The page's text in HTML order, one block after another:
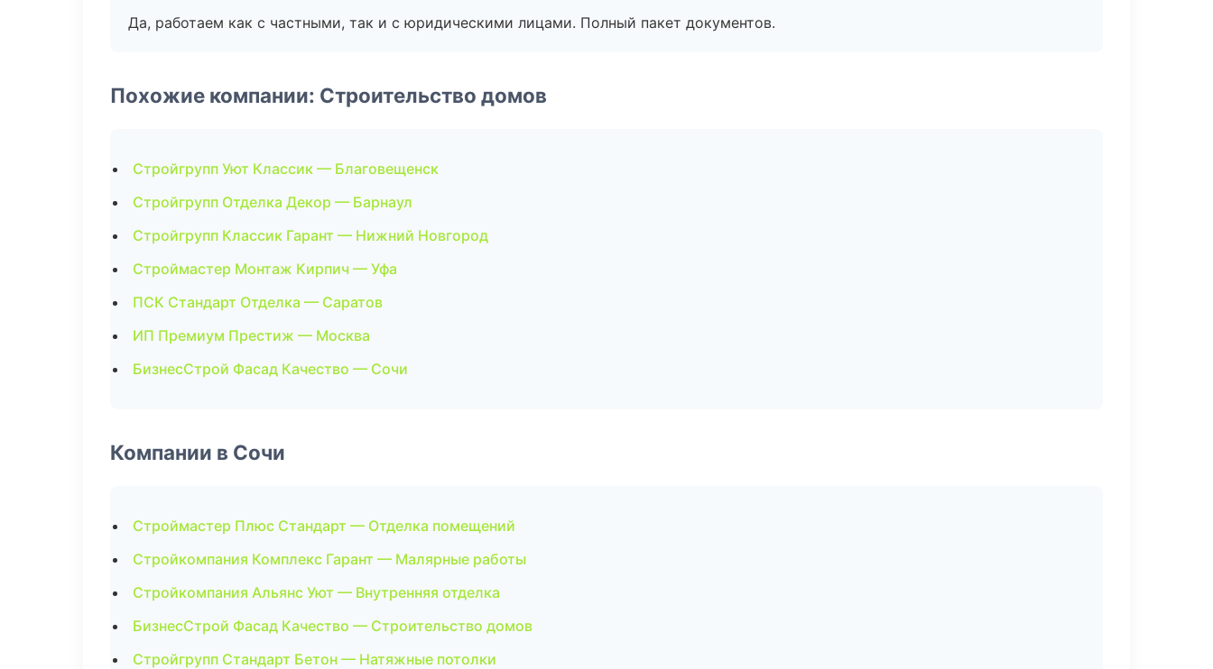
Да, работаем как с частными, так и с юридическими лицами. Полный пакет документов.
Похожие компании: Строительство домов
Стройгрупп Уют Классик — Благовещенск
Стройгрупп Отделка Декор — Барнаул
Стройгрупп Классик Гарант — Нижний Новгород
Строймастер Монтаж Кирпич — Уфа
ПСК Стандарт Отделка — Саратов
ИП Премиум Престиж — Москва
БизнесСтрой Фасад Качество — Сочи
Компании в Сочи
Строймастер Плюс Стандарт — Отделка помещений
Стройкомпания Комплекс Гарант — Малярные работы
Стройкомпания Альянс Уют — Внутренняя отделка
БизнесСтрой Фасад Качество — Строительство домов
Стройгрупп Стандарт Бетон — Натяжные потолки